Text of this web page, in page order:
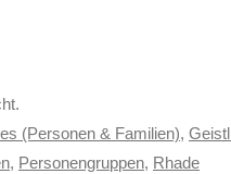
(Personen & Familien),
, Personengruppen, Rhade